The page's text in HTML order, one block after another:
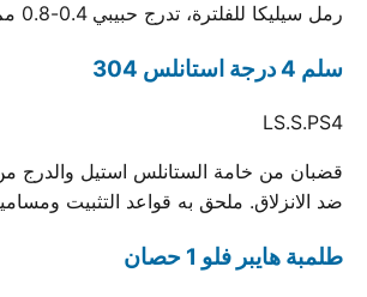
رمل سيليكا للفلترة، تدرج حبيبي 0.4-0.8 مم، كيس 25 كجم
سلم 4 درجة استانلس 304
LS.S.PS4
قضبان من خامة الستانلس استيل والدرج من
ضد الانزلاق. ملحق به قواعد التثبيت
طلمبة هايبر فلو 1 حصان